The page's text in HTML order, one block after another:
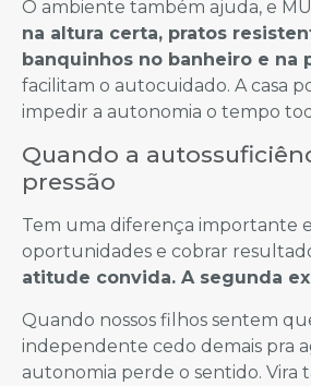
O ambiente também ajuda, e
na altura certa, pratos
banquinhos no banheiro e na
facilitam o autocuidado. A casa
impedir a autonomia o tempo
Quando a
pressão
Tem uma diferença importante
oportunidades e cobrar
atitude convida. A segunda
Quando nossos filhos sentem
independente cedo demais pra
autonomia perde o sentido. Vira